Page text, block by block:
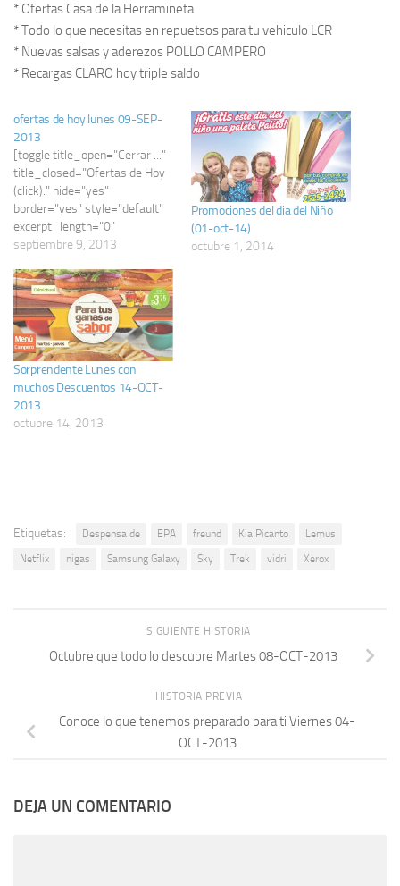
* Ofertas Casa de la Herramineta
* Todo lo que necesitas en repuetsos para tu vehiculo LCR
* Nuevas salsas y aderezos POLLO CAMPERO
* Recargas CLARO hoy triple saldo
ofertas de hoy lunes 09-SEP-
2013
[toggle title_open="Cerrar ..."
title_closed="Ofertas de Hoy
(click):" hide="yes"
border="yes" style="default"
excerpt_length="0"
read_more_text="Read
Less"
include_excerpt_html="no"]
Productos y Servicios Ofertas
El Salvador: ofertas de hoy
lunes 09-SEP-2013 * Luxury
SPA and SALON SENTO *
Selecta Playera a conquistar
TAHITI * LEMUS ferreteria
ofertas puertas * Dominos
septiembre 9, 2013
Promociones del dia del Niño
(01-oct-14)
octubre 1, 2014
Sorprendente Lunes con
muchos Descuentos 14-OCT-
2013
octubre 14, 2013
Etiquetas: Despensa de EPA freund Kia Picanto
Lemus
Netflix
nigas Samsung Galaxy Sky Trek vidri Xerox
SIGUIENTE HISTORIA
Octubre que todo lo descubre Martes 08-OCT-2013
HISTORIA PREVIA
Conoce lo que tenemos preparado para ti Viernes 04-
OCT-2013
DEJA UN COMENTARIO